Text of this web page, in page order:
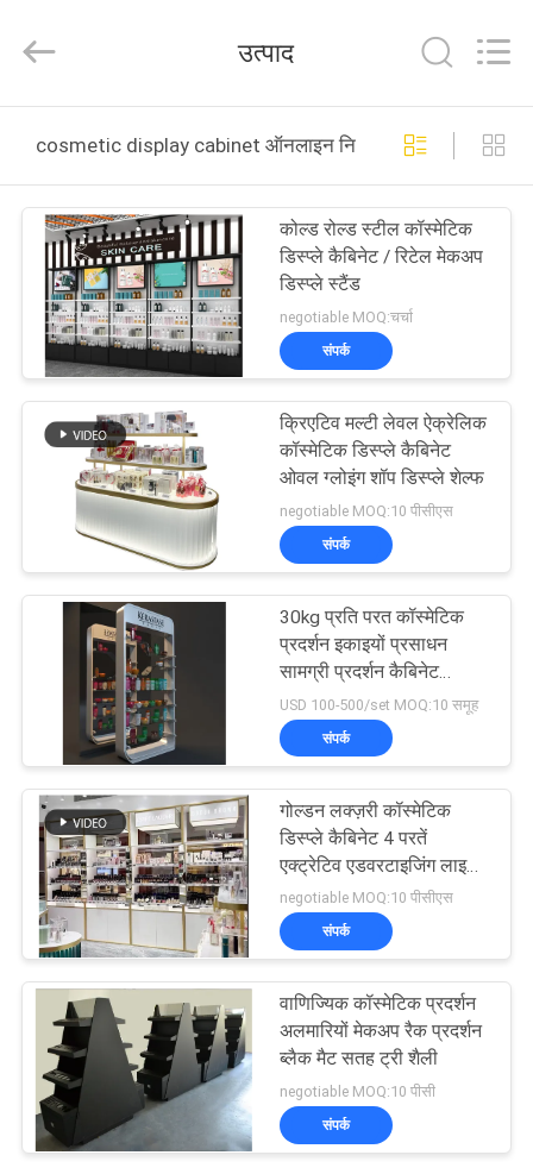
उत्पादों
वीडियो
हमारे
बारे
कारखाना
गुणवत्ता
नियंत्रण
संपर्क
करें
एक
उद्धरण
का
अनुरोध
करें
साइटमैप
Ansheng
Display
All
उत्पाद
cosmetic display cabinet ऑनलाइन निर्माण
कोल्ड रोल्ड स्टील कॉस्मेटिक
डिस्प्ले कैबिनेट / रिटेल मेकअप
डिस्प्ले स्टैंड
negotiable MOQ:चर्चा
संपर्क
क्रिएटिव मल्टी लेवल ऐक्रेलिक
कॉस्मेटिक डिस्प्ले कैबिनेट
ओवल ग्लोइंग शॉप डिस्प्ले शेल्फ
negotiable MOQ:10 पीसीएस
संपर्क
30kg प्रति परत कॉस्मेटिक
प्रदर्शन इकाइयों प्रसाधन
सामग्री प्रदर्शन कैबिनेट
ISO9001 / एसजीएस प्रमाण
पत्र के साथ
USD 100-500/set MOQ:10 समूह
संपर्क
गोल्डन लक्ज़री कॉस्मेटिक
डिस्प्ले कैबिनेट 4 परतें
एक्ट्रेटिव एडवरटाइजिंग लाइट
बॉक्स कॉस्मेटिक डिस्प्ले स्टैंड
के साथ
negotiable MOQ:10 पीसीएस
संपर्क
वाणिज्यिक कॉस्मेटिक प्रदर्शन
अलमारियों मेकअप रैक प्रदर्शन
ब्लैक मैट सतह ट्री शैली
negotiable MOQ:10 पीसी
संपर्क